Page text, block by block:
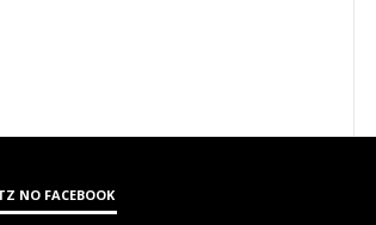
NO FACEBOOK